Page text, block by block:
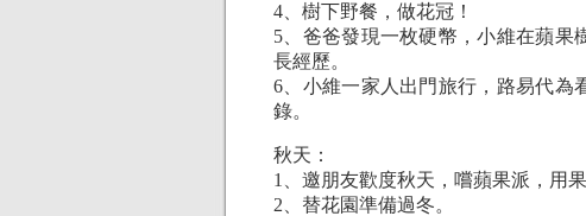
4、樹下野餐，做花冠！
5、爸爸發現一枚硬幣，小維在蘋果
長經歷。
6、小維一家人出門旅行，路易代為
錄。
秋天：
1、邀朋友歡度秋天，嚐蘋果派，用
2、替花園準備過冬。